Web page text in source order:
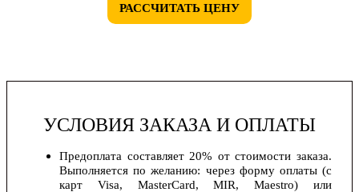
РАССЧИТАТЬ ЦЕНУ
УСЛОВИЯ ЗАКАЗА И ОПЛАТЫ
Предоплата составляет 20% от стоимости заказа.
Выполняется по желанию: через форму оплаты (с
карт Visa, MasterCard, MIR, Maestro) или